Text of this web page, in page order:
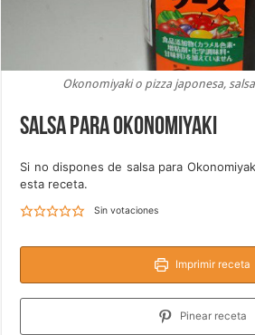
Okonomiyaki o pizza japonesa,
Salsa para Okonomiyaki
Si no dispones de salsa para
esta receta.
Sin votaciones
Imprimir receta
Pinear receta